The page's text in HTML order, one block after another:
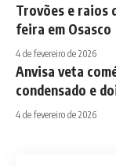
Trovões e raios
feira em Osasco
4 de fevereiro de 2026
Anvisa veta
condensado e
4 de fevereiro de 2026